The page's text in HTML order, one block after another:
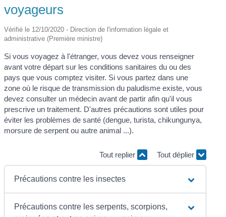
voyageurs
Vérifié le 12/10/2020 - Direction de l'information légale et
administrative (Première ministre)
Si vous voyagez à l'étranger, vous devez vous renseigner
avant votre départ sur les conditions sanitaires du ou des
pays que vous comptez visiter. Si vous partez dans une
zone où le risque de transmission du paludisme existe, vous
devez consulter un médecin avant de partir afin qu'il vous
prescrive un traitement. D'autres précautions sont utiles pour
éviter les problèmes de santé (dengue, turista, chikungunya,
morsure de serpent ou autre animal ...).
Tout replier Tout déplier
Précautions contre les insectes
Précautions contre les serpents, scorpions,